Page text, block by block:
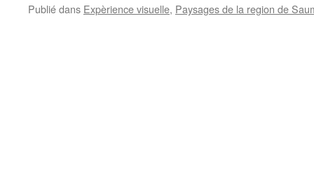
Publié dans Expèrience visuelle, Paysages de la region de